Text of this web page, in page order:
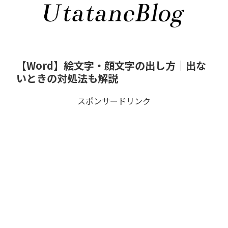
【Word】絵文字・顔文字の出し方｜出な
いときの対処法も解説
スポンサードリンク